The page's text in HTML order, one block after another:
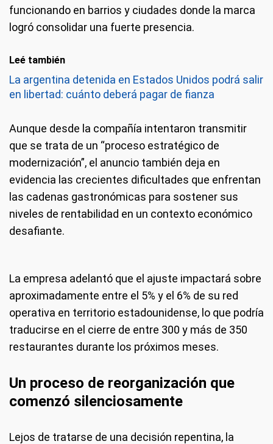
funcionando en barrios y ciudades donde la marca
logró consolidar una fuerte presencia.
Leé también
La argentina detenida en Estados Unidos podrá salir
en libertad: cuánto deberá pagar de fianza
Aunque desde la compañía intentaron transmitir
que se trata de un “proceso estratégico de
modernización”, el anuncio también deja en
evidencia las crecientes dificultades que enfrentan
las cadenas gastronómicas para sostener sus
niveles de rentabilidad en un contexto económico
desafiante.
La empresa adelantó que el ajuste impactará sobre
aproximadamente entre el 5% y el 6% de su red
operativa en territorio estadounidense, lo que podría
traducirse en el cierre de entre 300 y más de 350
restaurantes durante los próximos meses.
Un proceso de reorganización que
comenzó silenciosamente
Lejos de tratarse de una decisión repentina, la